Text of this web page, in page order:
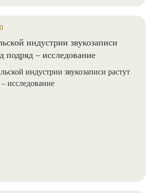
индустрии звукозаписи
подряд – исследование